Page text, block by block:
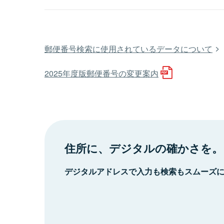
郵便番号検索に使用されているデータについて
2025年度版郵便番号の変更案内
住所に、デジタルの確かさを。
デジタルアドレスで入力も検索もスムーズ